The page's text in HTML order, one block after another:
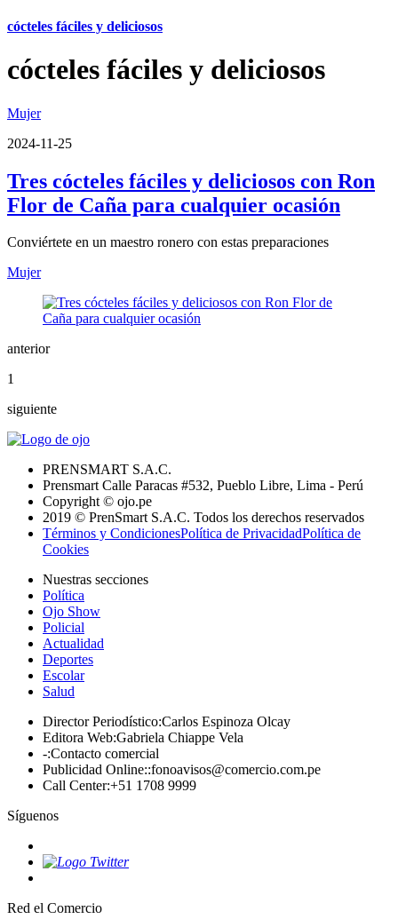
cócteles fáciles y deliciosos
cócteles fáciles y deliciosos
Mujer
2024-11-25
Tres cócteles fáciles y deliciosos con Ron
Flor de Caña para cualquier ocasión
Conviértete en un maestro ronero con estas preparaciones
Mujer
anterior
1
siguiente
PRENSMART S.A.C.
Prensmart Calle Paracas #532, Pueblo Libre, Lima - Perú
Copyright © ojo.pe
2019 © PrenSmart S.A.C. Todos los derechos reservados
Términos y CondicionesPolítica de PrivacidadPolítica de
Cookies
Nuestras secciones
Política
Ojo Show
Policial
Actualidad
Deportes
Escolar
Salud
Director Periodístico:Carlos Espinoza Olcay
Editora Web:Gabriela Chiappe Vela
-:Contacto comercial
Publicidad Online::fonoavisos@comercio.com.pe
Call Center:+51 1708 9999
Síguenos
Red el Comercio